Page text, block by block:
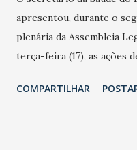
apresentou, durante o
plenária da Assembleia
terça-feira (17), as ações
adotadas pelo Governo
COMPARTILHAR